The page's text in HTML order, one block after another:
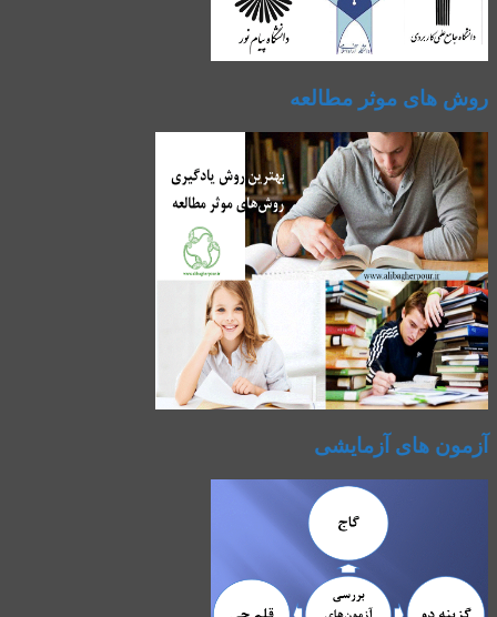
روش های موثر مطالعه
آزمون های آزمایشی